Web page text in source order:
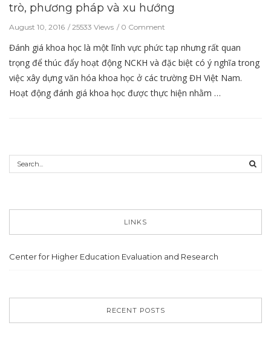
trò, phương pháp và xu hướng
August 10, 2016 25533 Views 0 Comment
Đánh giá khoa học là một lĩnh vực phức tạp nhưng rất quan
trọng để thúc đẩy hoạt động NCKH và đặc biệt có ý nghĩa trong
việc xây dựng văn hóa khoa học ở các trường ĐH Việt Nam.
Hoạt động đánh giá khoa học được thực hiện nhằm …
LINKS
Center for Higher Education Evaluation and Research
RECENT POSTS